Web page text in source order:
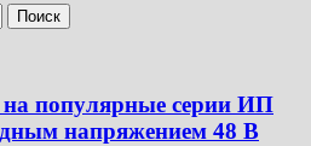
популярные серии ИП
напряжением 48 В